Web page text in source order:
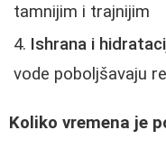
tamnijim i trajnijim
Ishrana i
vode poboljšavaju
Koliko vremena je